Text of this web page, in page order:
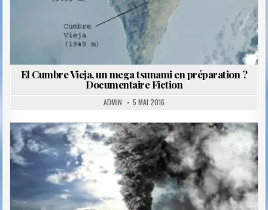
El Cumbre Vieja, un mega tsunami en préparation ?
Documentaire Fiction
ADMIN 5 MAI 2016
Posted